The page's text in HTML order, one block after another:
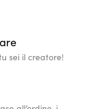
sei il creatore!